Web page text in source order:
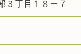
３丁目１８－７